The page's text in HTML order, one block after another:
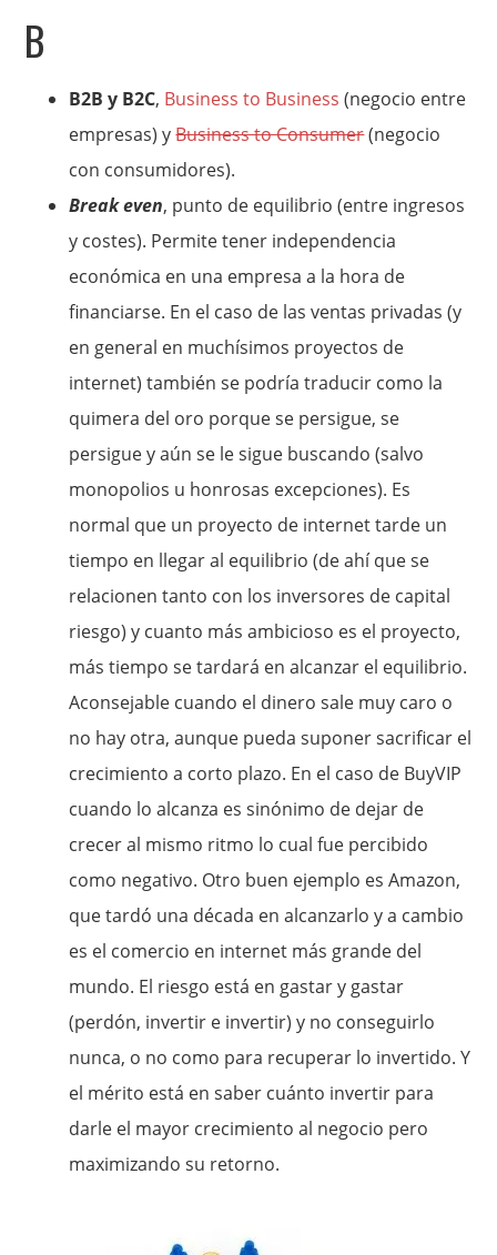
B
B2B y B2C, Business to Business (negocio entre
empresas) yBusiness to Consumer(negocio
con consumidores).
Break even, punto de equilibrio (entre ingresos
y costes). Permite tener independencia
económica en una empresa a la hora de
financiarse. En el caso de las ventas privadas (y
en general en muchísimos proyectos de
internet) también se podría traducir como la
quimera del oro porque se persigue, se
persigue y aún se le sigue buscando (salvo
monopolios u honrosas excepciones). Es
normal que un proyecto de internet tarde un
tiempo en llegar al equilibrio (de ahí que se
relacionen tanto con los inversores de capital
riesgo) y cuanto más ambicioso es el proyecto,
más tiempo se tardará en alcanzar el equilibrio.
Aconsejable cuando el dinero sale muy caro o
no hay otra, aunque pueda suponer sacrificar el
crecimiento a corto plazo. En el caso de BuyVIP
cuando lo alcanza es sinónimo de dejar de
crecer al mismo ritmo lo cual fue percibido
como negativo. Otro buen ejemplo es Amazon,
que tardó una década en alcanzarlo y a cambio
es el comercio en internet más grande del
mundo. El riesgo está en gastar y gastar
(perdón, invertir e invertir) y no conseguirlo
nunca, o no como para recuperar lo invertido. Y
el mérito está en saber cuánto invertir para
darle el mayor crecimiento al negocio pero
maximizando su retorno.